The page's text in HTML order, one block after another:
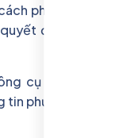
phân tích dữ
định nhanh
cụ trực quan
tin phức tạp một